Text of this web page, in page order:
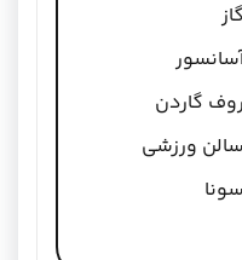
گاز
روف گاردن
سالن ورزشی
سونا